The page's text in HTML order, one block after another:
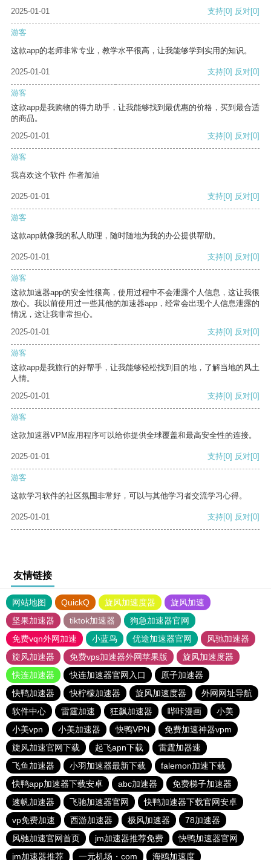
2025-01-01
支持[0] 反对[0]
游客
这款app的老师非常专业，教学水平很高，让我能够学到实用的知识。
2025-01-01 支持[0] 反对[0]
游客
这款app是我购物的得力助手，让我能够找到最优惠的价格，买到最合适
的商品。
2025-01-01
支持[0] 反对[0]
游客
我喜欢这个软件 作者加油
2025-01-01 支持[0] 反对[0]
游客
这款app就像我的私人助理，随时随地为我的办公提供帮助。
2025-01-01 支持[0] 反对[0]
游客
这款加速器app的安全性很高，使用过程中不会泄露个人信息，这让我很
放心。我以前使用过一些其他的加速器app，经常会出现个人信息泄露的
情况，这让我非常担心。
2025-01-01
支持[0] 反对[0]
游客
这款app是我旅行的好帮手，让我能够轻松找到目的地，了解当地的风土
人情。
2025-01-01
支持[0] 反对[0]
游客
这款加速器VPM应用程序可以给你提供全球覆盖和最高安全性的连接。
2025-01-01 支持[0] 反对[0]
游客
这款学习软件的社区氛围非常好，可以与其他学习者交流学习心得。
2025-01-01 支持[0] 反对[0]
友情链接
网站地图 QuickQ 旋风加速度器
旋风加速
坚果加速器
tiktok加速器
狗急加速器官网
免费vqn外网加速
小蓝鸟 优途加速器官网
风驰加速器
旋风加速器
免费vps加速器外网苹果版
旋风加速度器
快连加速器
快连加速器官网入口
原子加速器
快鸭加速器
快柠檬加速器 旋风加速度器
外网网址导航
软件中心
雷霆加速 狂飙加速器 哔咔漫画
小美
小美vpn
小美加速器 快鸭VPN
免费加速神器vpm
旋风加速官网下载
起飞apn下载
雷霆加器速
飞鱼加速器
小羽加速器最新下载
falemon加速下载
快鸭app加速器下载安卓
abc加速器
免费梯子加速器
速帆加速器
飞驰加速器官网
快鸭加速器下载官网安卓
vp免费加速
西游加速器 极风加速器
78加速器
风驰加速官网首页
jm加速器推荐免费
快鸭加速器官网
jm加速器推荐
一元机场・com 海鸥加速度